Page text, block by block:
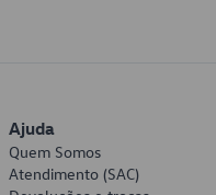
Ajuda
Quem Somos
Atendimento (SAC)